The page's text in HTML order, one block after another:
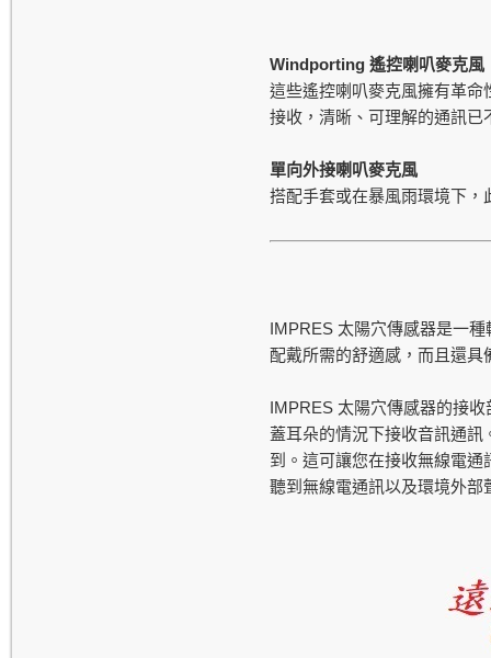
Windporting 遙控喇叭麥克風
這些遙控喇叭麥克風擁有革命
接收，清晰、可理解的通訊已
單向外接喇叭麥克風
搭配手套或在暴風雨環境下，
IMPRES太陽穴傳感器是一種
配戴所需的舒適感，而且還具
IMPRES 太陽穴傳感器的接
蓋耳朵的情況下接收音訊通
到。這可讓您在接收無線電
聽到無線電通訊以及環境外部